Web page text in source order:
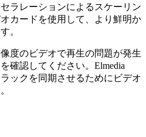
ラレーションによるスケーリン
カードを使用して、より鮮明か
。
度のビデオで再生の問題が発生
確認してください。Elmedia
ックを同期させるためにビデオ